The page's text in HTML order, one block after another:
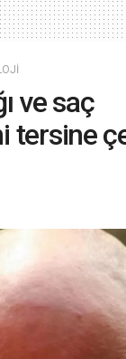
ve saç
tersine